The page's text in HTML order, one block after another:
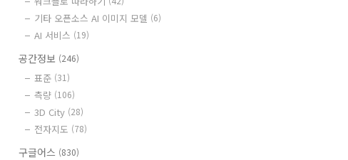
기타 오픈소스 AI 이미지 모델 (6)
AI 서비스 (19)
공간정보 (246)
표준 (31)
측량 (106)
3D City (28)
전자지도 (78)
구글어스 (830)